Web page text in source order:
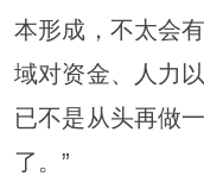
本形成，不太会
域对资金、人力
已不是从头再做
了。”